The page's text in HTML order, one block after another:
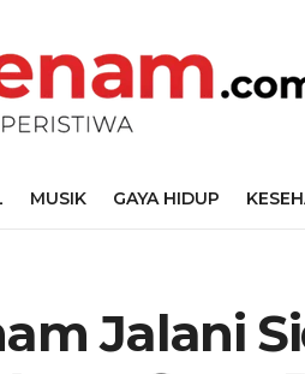
MUSIK GAYA HIDUP
Jalani